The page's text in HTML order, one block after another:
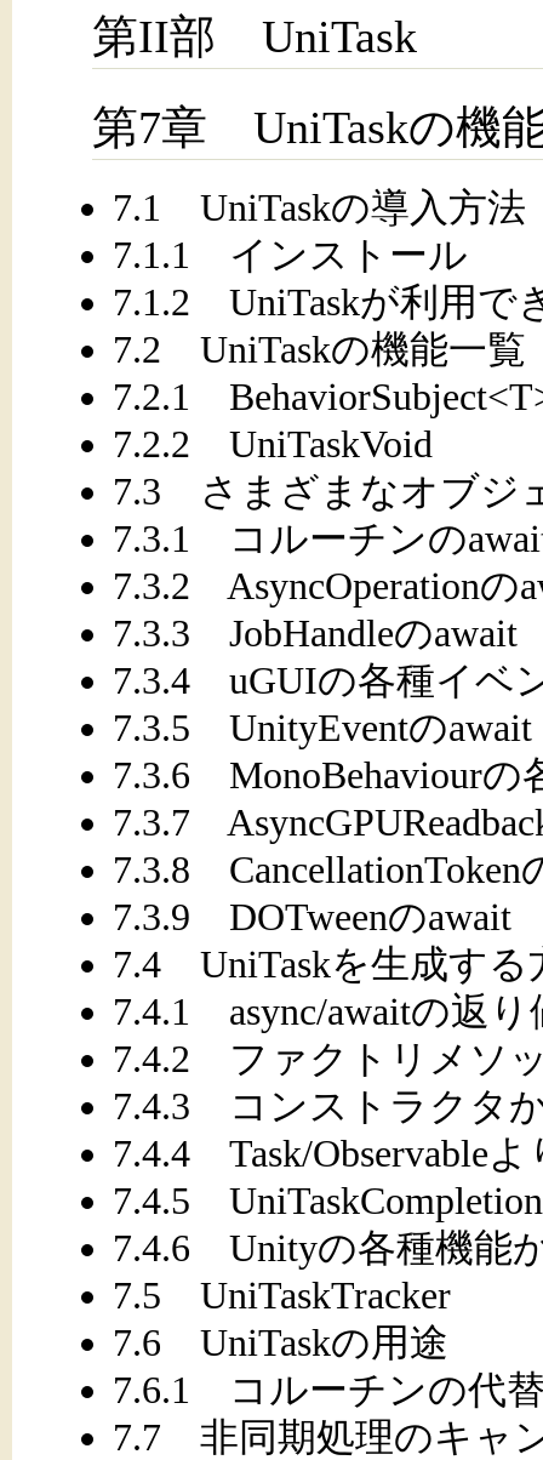
第II部 UniTask
第7章 UniTaskの機
7.1 UniTaskの導入方法
7.1.1 インストール
7.1.2 UniTaskが利用で
7.2 UniTaskの機能一覧
7.2.1
7.2.2 UniTaskVoid
7.3 さまざまなオブジ
7.3.1 コルーチンの
7.3.2 AsyncOperationの
7.3.3 JobHandleのawait
7.3.4 uGUIの各種イベ
7.3.5 UnityEventのawait
7.3.6 MonoBehaviourの
7.3.7
7.3.8 CancellationToken
7.3.9 DOTweenのawait
7.4 UniTaskを生成する
7.4.1 async/awaitの返
7.4.2 ファクトリメソ
7.4.3 コンストラクタ
7.4.4 Task/Observable
7.4.5
7.4.6 Unityの各種機能
7.5 UniTaskTracker
7.6 UniTaskの用途
7.6.1 コルーチンの代替
7.7 非同期処理のキャ